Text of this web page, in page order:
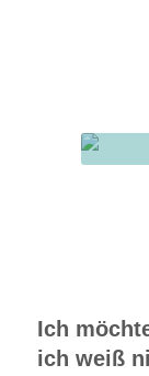
Ich
ich weiß